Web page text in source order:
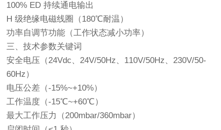
100% ED 持续通电输出
H 级绝缘电磁线圈（180℃耐温）
功率自调节功能（工作状态减小功率）
三、技术参数关键词
安全电压（24Vdc、24V/50Hz、110V/50Hz、230V/50-
60Hz）
电压公差（-15%~+10%）
工作温度（-15℃~+60℃）
最大工作压力（200mbar/360mbar）